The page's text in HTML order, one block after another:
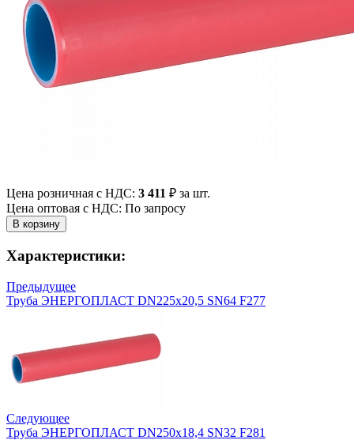
Цена розничная с НДС: 3 411 ₽ за шт.
Цена оптовая с НДС: По запросу
Характеристики:
Предыдущее
Труба ЭНЕРГОПЛАСТ DN225х20,5 SN64 F277
Следующее
Труба ЭНЕРГОПЛАСТ DN250х18,4 SN32 F281